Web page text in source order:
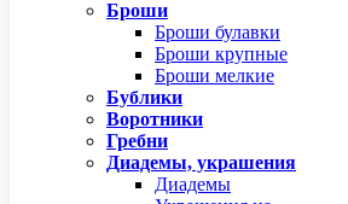
Броши
Броши булавки
Броши крупные
Броши мелкие
Бублики
Воротники
Гребни
Диадемы, украшения
Диадемы